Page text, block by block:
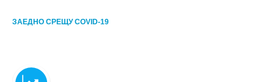
ЗАЕДНО СРЕЩУ COVID-19